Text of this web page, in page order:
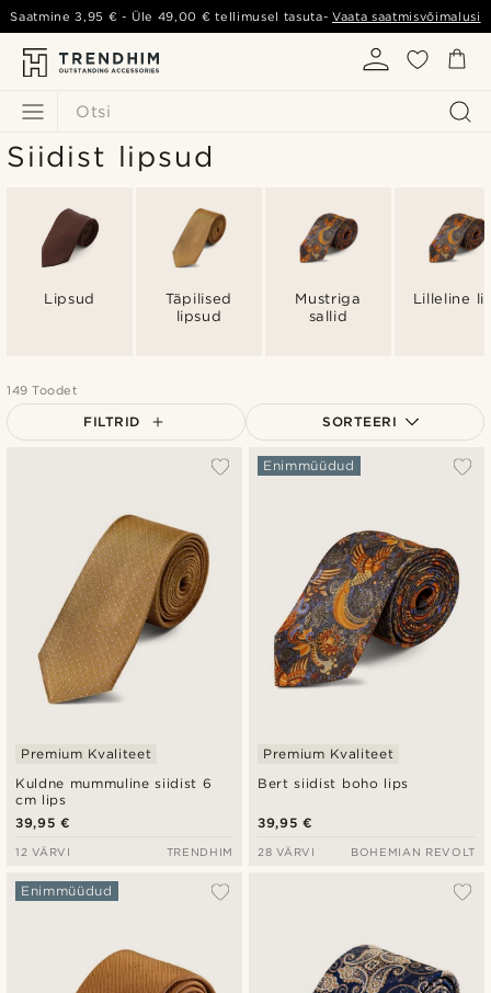
Otsi
Saatmine3,95 € - Üle 49,00 € tellimusel tasuta-Vaata saatmisvõimalusi
Siidist lipsud
Lipsud
Täpilised
lipsud
Mustriga
sallid
Lilleline
149 Toodet
FILTRID SORTEERI
Populaarsed
Kõrgeim hind
Kuldne mummuline siidist 6
cm lips
Premium Kvaliteet
39,95 €
12 VÄRVI TRENDHIM
Bert siidist boho lips
Enimmüüdud
Premium Kvaliteet
39,95 €
28 VÄRVI BOHEMIAN REVOLT
Enimmüüdud